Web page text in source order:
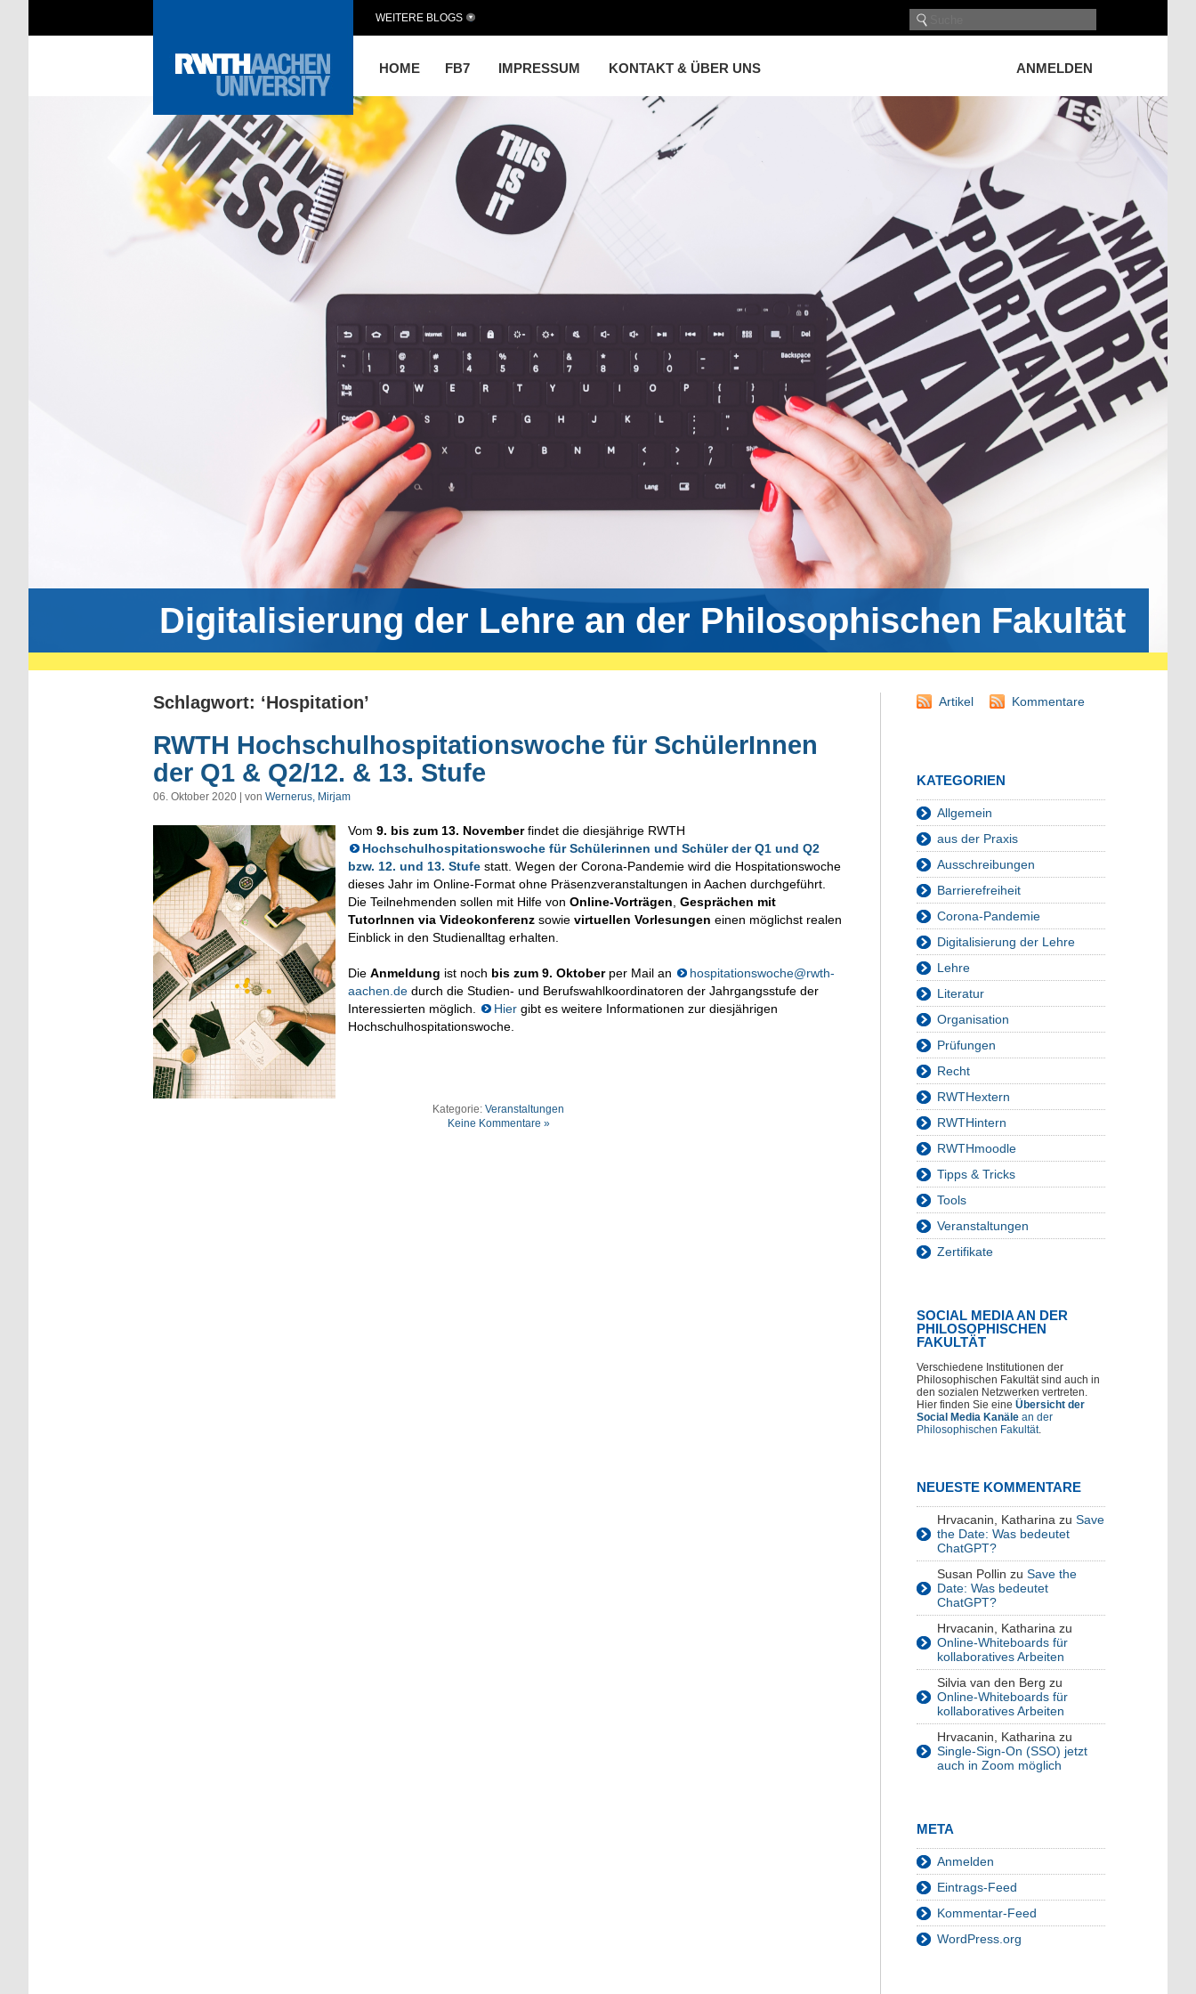
HOME FB7 IMPRESSUM KONTAKT & ÜBER UNS ANMELDEN
WEITERE BLOGS
Digitalisierung der Lehre an der Philosophischen Fakultät
Schlagwort: ‘Hospitation’
RWTH Hochschulhospitationswoche für SchülerInnen
der Q1 & Q2/12. & 13. Stufe
06. Oktober 2020 | von Wernerus, Mirjam
Vom 9. bis zum 13. Novemberfindet die diesjährige RWTH
Hochschulhospitationswoche für Schülerinnen und Schüler der Q1 und Q2
bzw. 12. und 13. Stufe statt. Wegen der Corona-Pandemie wird die Hospitationswoche
dieses Jahr im Online-Format ohne Präsenzveranstaltungen in Aachen durchgeführt.
Die Teilnehmenden sollen mit Hilfe von Online-Vorträgen Gesprächen mit
TutorInnen via Videokonferenz sowie virtuellen Vorlesungen einen möglichst realen
Einblick in den Studienalltag erhalten.
Die Anmeldung ist noch bis zum 9. Oktoberper Mail an
hospitationswoche@rwth-
aachen.de durch die Studien- und Berufswahlkoordinatoren der Jahrgangsstufe der
Interessierten möglich.
Hier gibt es weitere Informationen zur diesjährigen
Hochschulhospitationswoche.
Kategorie: Veranstaltungen
Keine Kommentare »
Artikel Kommentare
KATEGORIEN
Allgemein
aus der Praxis
Ausschreibungen
Barrierefreiheit
Corona-Pandemie
Digitalisierung der Lehre
Lehre
Literatur
Organisation
Prüfungen
Recht
RWTHextern
RWTHintern
RWTHmoodle
Tipps & Tricks
Tools
Veranstaltungen
Zertifikate
SOCIAL MEDIA AN DER
PHILOSOPHISCHEN
FAKULTÄT
Verschiedene Institutionen der
Philosophischen Fakultät sind auch in
den sozialen Netzwerken vertreten.
Hier finden Sie eine Übersicht der
Social Media Kanäle an der
Philosophischen Fakultät.
NEUESTE KOMMENTARE
Hrvacanin, Katharina zu Save
the Date: Was bedeutet
ChatGPT?
Susan Pollin zu Save the
Date: Was bedeutet
ChatGPT?
Hrvacanin, Katharina zu
Online-Whiteboards für
kollaboratives Arbeiten
Silvia van den Berg zu
Online-Whiteboards für
kollaboratives Arbeiten
Hrvacanin, Katharina zu
Single-Sign-On (SSO) jetzt
auch in Zoom möglich
META
Anmelden
Eintrags-Feed
Kommentar-Feed
WordPress.org